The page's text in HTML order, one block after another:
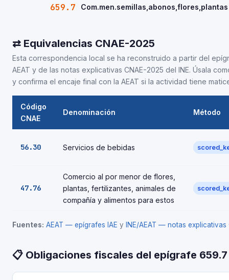
659.7 Com.men.semillas,abonos,flores,plantas
⇄ Equivalencias CNAE-2025
Esta correspondencia local se ha reconstruido a partir del
AEAT y de las notas explicativas CNAE-2025 del INE. Úsala
y confirma el encaje final con la AEAT si la actividad tiene
Código
CNAE
Denominación Método
56.30 Servicios de bebidas
47.76
Comercio al por menor de flores,
plantas, fertilizantes, animales de
compañía y alimentos para estos
Fuentes: AEAT — epígrafes IAE y INE/AEAT — notas explicativas
📋 Obligaciones fiscales del epígrafe 659.7